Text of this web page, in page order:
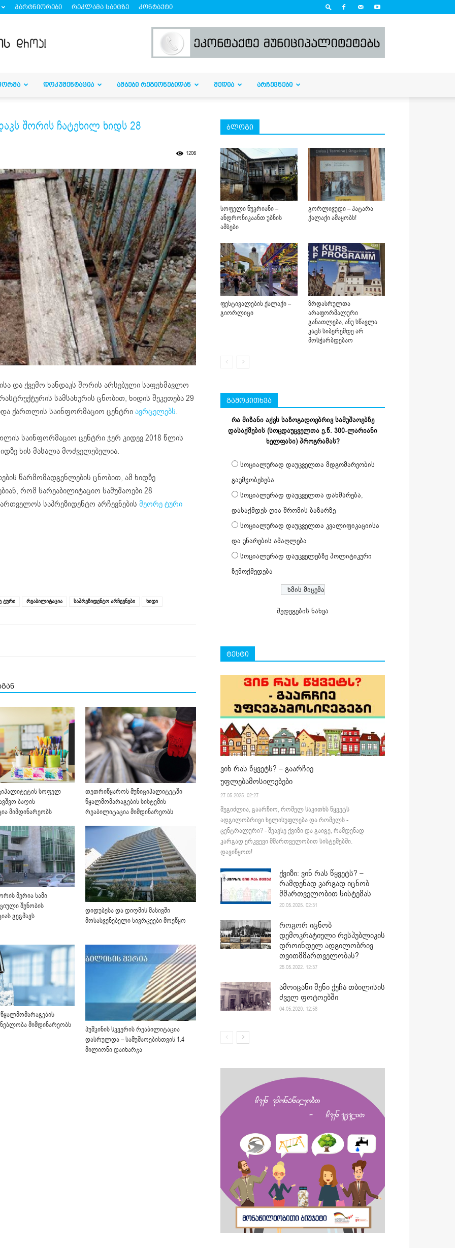
პარტნიორები რეკლამა საიტზე კონტაქტი
ᲓᲝᲙᲣᲛᲔᲜᲢᲐᲪᲘᲐ ᲐᲛᲑᲔᲑᲘ ᲠᲔᲒᲘᲝᲜᲔᲑᲘᲓᲐᲜ ᲛᲔᲓᲘᲐ ᲐᲠᲩᲔᲕᲜᲔᲑᲘ
შორის ჩატეხილ ხიდს 28
1206
და ქვემო ხანდაკს შორის არსებული საფეხმავლო
სამსახურის ცნობით, ხიდის შეკეთება 29
ქართლის საინფორმაციო ცენტრიავრცელებს.
საინფორმაციო ცენტრი ჯერ კიდევ 2018 წლის
ხის მასალა მოძველებულია.
წარმომადგენლების ცნობით, ამ ხიდზე
რომ სარეაბილიტაციო სამუშაოები 28
საპრეზიდენტო არჩევნების მეორე ტური
ტური რეაბილიტაცია საპრეზიდენტო არჩევნები ხიდი
სოფელ
ბაღის
მიმდინარეობს
თეთრიწყაროს მუნიციპალიტეტში
წყალმომარაგების სისტემის
რეაბილიტაცია მიმდინარეობს
მერია სამი
შენობის
გეგმავს
დიდუბესა და დიღმის მასივში
მოსასვენებელი სივრცეები მოეწყო
მიმდინარეობს
პუშკინის სკვერის რეაბილიტაცია
დასრულდა – სამუშაოებისთვის 1.4
მილიონი დაიხარჯა
ბლოგი
სოფელი ნუკრიანი –
ანდრონიკაანთ უბნის
ამბები
გორლივუდი – პატარა
ქალაქი ამაყობს!
ფესტივალების ქალაქი –
გიორლიცი
ზრდასრულთა
არაფორმალური
განათლება, ანუ სწავლა
კაცს სიბერემდე არ
მოსჭარბდებაო
გამოკითხვა
რა მიზანი აქვს საზოგადოებრივ სამუშაოებზე
დასაქმების (სოცდაუცველთა ე.წ. 300-ლარიანი
ხელფასი) პროგრამას?
სოციალურად დაუცველთა მდგომარეობის
გაუმჯობესება
სოციალურად დაუცველთა დახმარება,
დასაქმდეს ღია შრომის ბაზარზე
სოციალურად დაუცველთა კვალიფიკაციისა
და უნარების ამაღლება
სოციალურად დაუცველებზე პოლიტიკური
ზემოქმედება
შედეგების ნახვა
ტესტი
ვინ რას წყვეტს? – გაარჩიე
უფლებამოსილებები
27.05.2025. 02:27
შეგიძლია, გაარჩიო, რომელ საკითხს წყვეტს
ადგილობრივი ხელისუფლება და რომელს -
ცენტრალური? - შეავსე ქვიზი და გაიგე, რამდენად
კარგად ერკვევი მმართველობით სისტემებში.
დავიწყოთ!
ქვიზი: ვინ რას წყვეტს? –
რამდენად კარგად იცნობ
მმართველობით სისტემას
20.05.2025. 02:31
როგორ იცნობ
დემოკრატიული რესპუბლიკის
დროინდელ ადგილობრივ
თვითმმართველობას?
25.05.2022. 12:37
ამოიცანი შენი ქუჩა თბილისის
ძველ ფოტოებში
04.05.2020. 12:58